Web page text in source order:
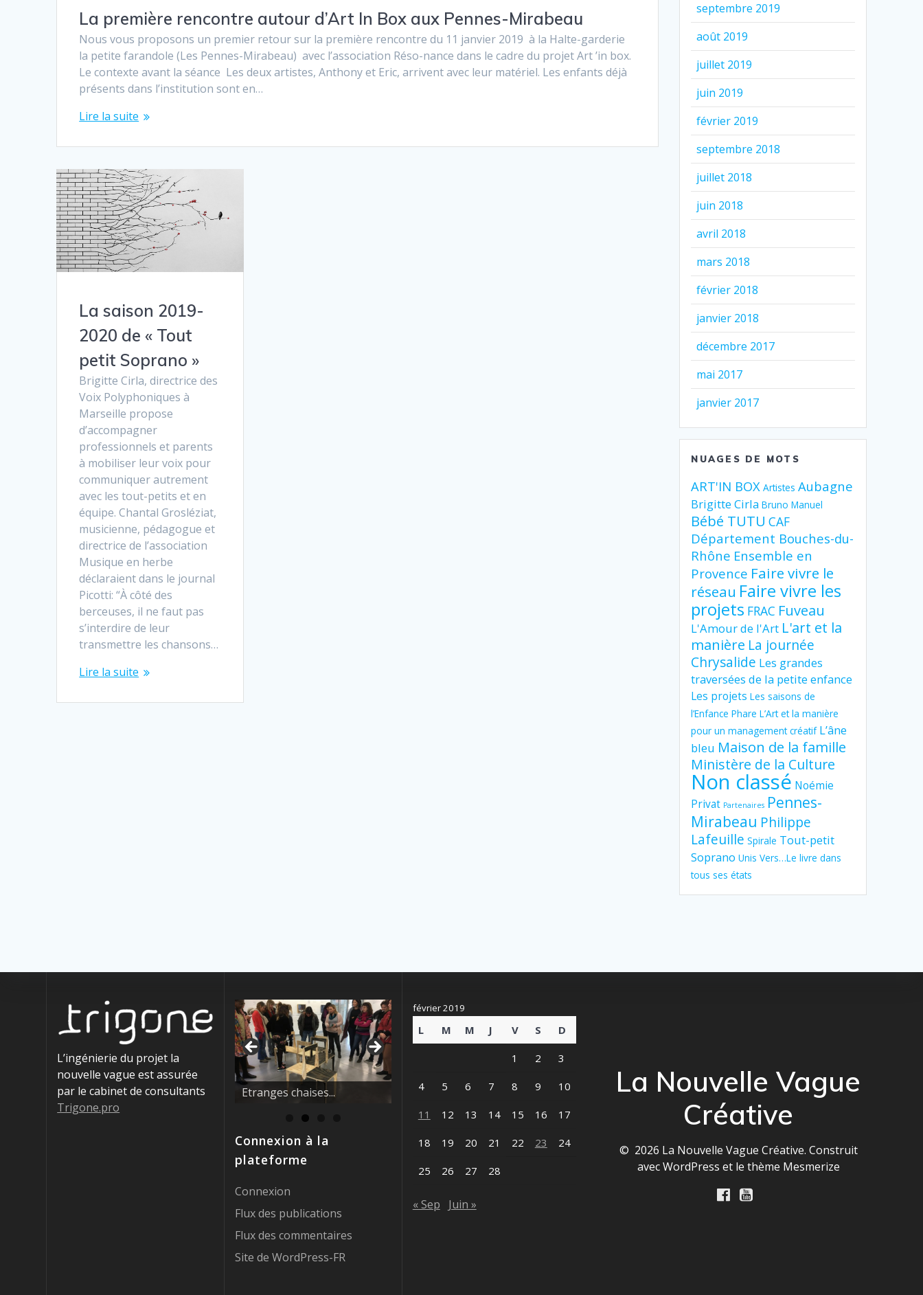
La première rencontre autour d’Art In Box aux Pennes-Mirabeau
Nous vous proposons un premier retour sur la première rencontre du 11 janvier 2019 à la Halte-garderie
la petite farandole (Les Pennes-Mirabeau) avec l’association Réso-nance dans le cadre du projet Art ’in box.
Le contexte avant la séance Les deux artistes, Anthony et Eric, arrivent avec leur matériel. Les enfants déjà
présents dans l’institution sont en…
Lire la suite
La saison 2019-
2020 de « Tout
petit Soprano »
Brigitte Cirla, directrice des
Voix Polyphoniques à
Marseille propose
d’accompagner
professionnels et parents
à mobiliser leur voix pour
communiquer autrement
avec les tout-petits et en
équipe. Chantal Grosléziat,
musicienne, pédagogue et
directrice de l’association
Musique en herbe
déclaraient dans le journal
Picotti: “À côté des
berceuses, il ne faut pas
s’interdire de leur
transmettre les chansons…
Lire la suite
septembre 2019
août 2019
juillet 2019
juin 2019
février 2019
septembre 2018
juillet 2018
juin 2018
avril 2018
mars 2018
février 2018
janvier 2018
décembre 2017
mai 2017
janvier 2017
NUAGES DE MOTS
ART'IN BOX Artistes Aubagne
Brigitte Cirla Bruno Manuel
Bébé TUTU CAF
Département Bouches-du-
Rhône Ensemble en
Provence Faire vivre le
réseau Faire vivre les
projets FRAC Fuveau
L'Amour de l'Art L'art et la
manière La journée
Chrysalide Les grandes
traversées de la petite enfance
Les projets Les saisons de
l’Enfance Phare L’Art et la manière
pour un management créatif L’âne
bleu Maison de la famille
Ministère de la Culture
Non classé Noémie
Privat Partenaires Pennes-
Mirabeau Philippe
Lafeuille Spirale Tout-petit
Soprano Unis Vers…Le livre dans
tous ses états
L’ingénierie du projet la
nouvelle vague est assurée
par le cabinet de consultants
Trigone.pro
La nouvelle vague des
éducatrices !
Connexion à la
plateforme
Connexion
Flux des publications
Flux des commentaires
Site de WordPress-FR
février 2019
L M M J V S D
1 2 3
4 5 6 7 8 9 10
11 12 13 14 15 16 17
18 19 20 21 22 23 24
25 26 27 28
« Sep Juin »
La Nouvelle Vague
Créative
© 2026 La Nouvelle Vague Créative. Construit
avec WordPress et le thème Mesmerize